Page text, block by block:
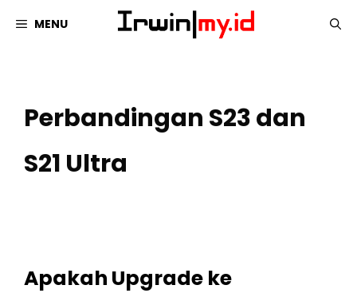
MENU
Perbandingan S23 dan
S21 Ultra
Apakah Upgrade ke